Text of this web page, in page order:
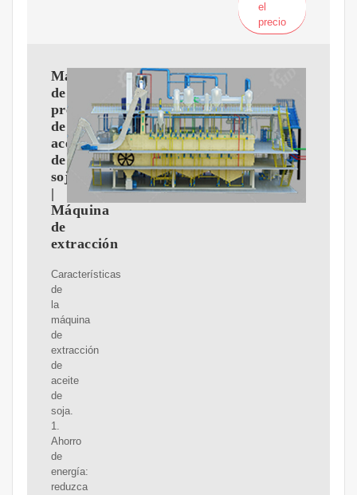
el
precio
Máquina
de
prensa
de
aceite
de
soja
|
Máquina
de
extracción
Características
de
la
máquina
de
extracción
de
aceite
de
soja.
1.
Ahorro
de
energía:
reduzca